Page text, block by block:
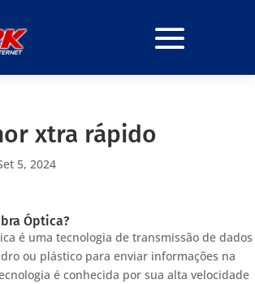
xtra rápido
5, 2024
Óptica?
é uma tecnologia de transmissão de dados
ou plástico para enviar informações na
é conhecida por sua alta velocidade